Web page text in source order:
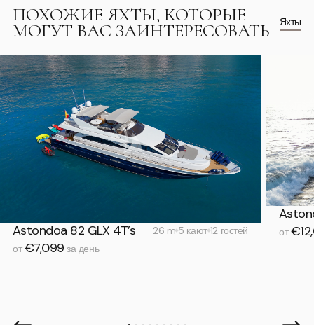
ПОХОЖИЕ ЯХТЫ, КОТОРЫЕ
МОГУТ ВАС ЗАИНТЕРЕСОВАТЬ Яхты
Astondoa 82 GLX 4T’s 26 m 5 кают 12 гостей
от€7,099 за день
от